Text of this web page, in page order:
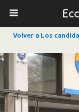
Volver a Los